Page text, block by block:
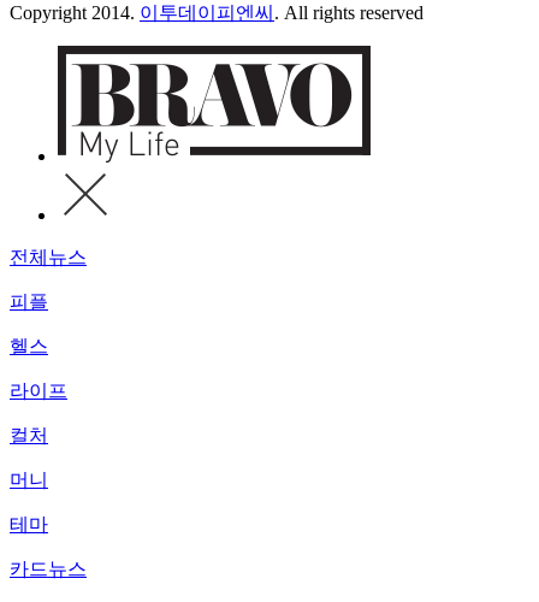
Copyright 2014. 이투데이피엔씨 . All rights reserved
전체뉴스
피플
헬스
라이프
컬처
머니
테마
카드뉴스